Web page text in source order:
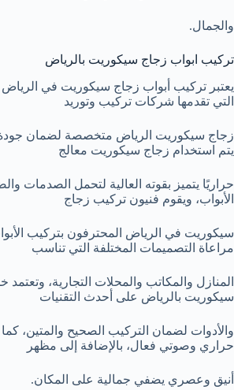
والجمال.
تركيب ابواب زجاج سيكوريت بالرياض
يعتبر تركيب أبواب زجاج سيكوريت في
التي تقدمها شركات تركيب وتوريد
زجاج سيكوريت الرياض متخصصة لضمان جودة
يتم استخدام زجاج سيكوريت معالج
حراريًا يتميز بقوته العالية لتحمل الصدمات
الأبواب، ويقوم فنيون تركيب زجاج
سيكوريت في الرياض المحترفون بتركيب
مراعاة التصميمات المختلفة التي تناسب
المنازل والمكاتب والمحلات التجارية،
سيكوريت بالرياض على أحدث التقنيات
والأدوات لضمان التركيب الصحيح والمتين،
حراري وصوتي فعال، بالإضافة إلى مظهر
أنيق وعصري يضفي جمالية على المكان.